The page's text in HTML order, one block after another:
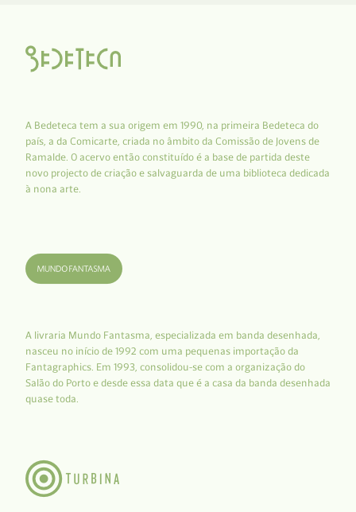
A Bedeteca tem a sua origem em 1990, na primeira Bedeteca do
país, a da Comicarte, criada no âmbito da Comissão de Jovens de
Ramalde. O acervo então constituído é a base de partida deste
novo projecto de criação e salvaguarda de uma biblioteca dedicada
à nona arte.
A livraria Mundo Fantasma, especializada em banda desenhada,
nasceu no início de 1992 com uma pequenas importação da
Fantagraphics. Em 1993, consolidou-se com a organização do
Salão do Porto e desde essa data que é a casa da banda desenhada
quase toda.